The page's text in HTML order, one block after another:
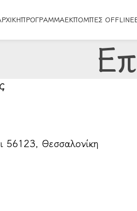
ΠΡΌΓΡΑΜΜΑΕΚΠΟΜΠΈΣ OFFLINE
56123, Θεσσαλονίκη